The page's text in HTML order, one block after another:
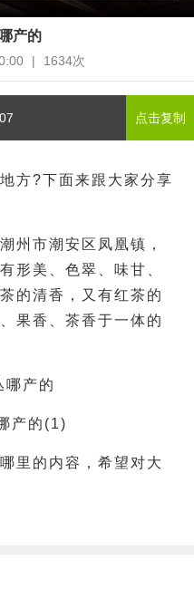
产的
| 1634次
点击复制
?下面来跟大家分享
市潮安区凤凰镇，
形美、色翠、味甘、
的清香，又有红茶的
果香、茶香于一体的
的内容，希望对大